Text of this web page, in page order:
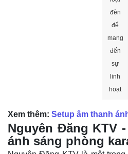
hoạt
Nguyên Đăng KTV
ánh sáng phòng
Nguyên Đăng KTV là một
dịch vụ setup hệ
dặn trong ngành, Nguyên Đăng
giải pháp ánh sáng hiện đại,
trí hoàn hảo cho các khách